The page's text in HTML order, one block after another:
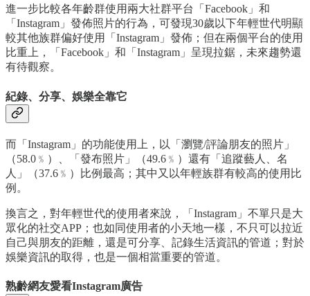
進一步比較各年齡群使用兩大社群平台「Facebook」和
「Instagram」發佈照片的行為，可發現30歲以下年輕世代明顯
較其他族群偏好使用「Instagram」發佈；但在兩個平台的使用
比重上，「Facebook」和「Instagram」呈現拉鋸，未來趨勢還
有待觀察。
紀錄、分享、娛樂全靠它
而「Instagram」的功能使用上，以「瀏覽/評論朋友的照片」
（58.0﹪）、「發布照片」（49.6﹪）還有「追蹤藝人、名
人」（37.6﹪）比例最高；其中又以年輕族群有較高的使用比
例。
換言之，對年輕世代的使用者來說，「Instagram」不單只是大
眾化的社交APP；也如同使用者的小天地一樣，不只可以拉近
自己與朋友的距離，還是可分享、記錄生活資訊的管道；對於
娛樂資訊的取得，也是一個相當重要的管道。
熟齡網友愛看Instagram廣告